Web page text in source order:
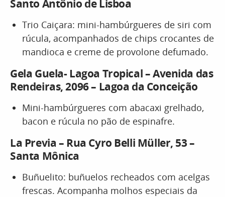
Santo Antônio de Lisboa
Trio Caiçara: mini-hambúrgueres de siri com
rúcula, acompanhados de chips crocantes de
mandioca e creme de provolone defumado.
Gela Guela- Lagoa Tropical – Avenida das
Rendeiras, 2096 – Lagoa da Conceição
Mini-hambúrgueres com abacaxi grelhado,
bacon e rúcula no pão de espinafre.
La Previa – Rua Cyro Belli Müller, 53 –
Santa Mônica
Buñuelito: buñuelos recheados com acelgas
frescas. Acompanha molhos especiais da